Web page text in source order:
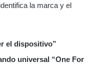
la marca y el
el dispositivo”
universal “One For